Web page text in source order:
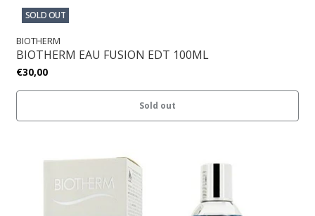
SOLD OUT
BIOTHERM
BIOTHERM EAU FUSION EDT 100ML
€30,00
Sold out